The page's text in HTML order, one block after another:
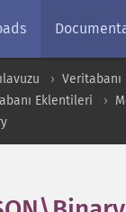
Eklentileri